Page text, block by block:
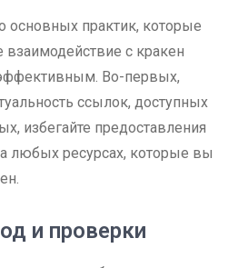
основных практик, которые
взаимодействие с кракен
Во-первых,
ссылок, доступных
избегайте предоставления
любых ресурсах, которые вы
и проверки